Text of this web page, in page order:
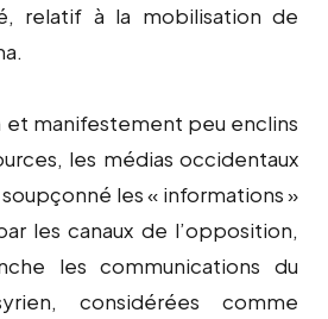
relatif à la mobilisation de
et manifestement peu enclins
les médias occidentaux
les « informations »
les canaux de l’opposition,
les communications du
considérées comme